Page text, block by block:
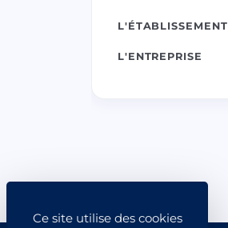
Ce site utilise des cookies
L'ÉTABLISSEMENT
L'ENTREPRISE